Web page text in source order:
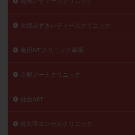
久保みずきレディースクリニック
亀田IVFクリニック幕張
京野アートクリニック
仙台ART
佐久平エンゼルクリニック